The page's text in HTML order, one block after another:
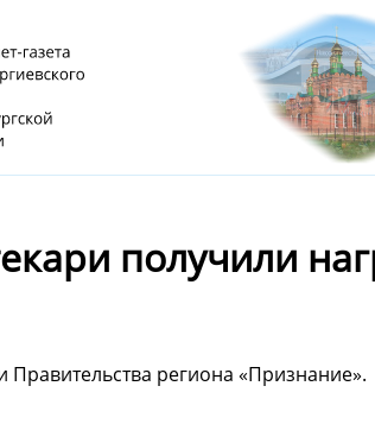
получили
региона «Признание».